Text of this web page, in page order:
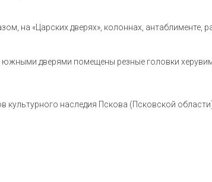
на «Царских дверях», колоннах, антаблименте,
дверями помещены резные головки
наследия Пскова (Псковской